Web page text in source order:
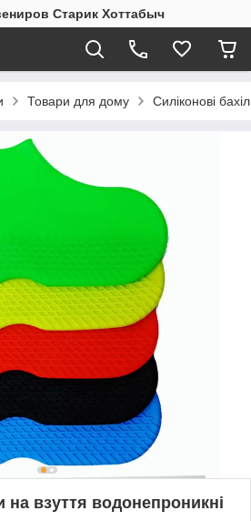
Старик Хоттабыч
Товари для дому Силіконові
на взуття водонепроникні